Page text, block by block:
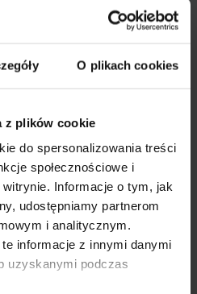
O plikach cookies
z plików cookie
do spersonalizowania treści
społecznościowe i
Informacje o tym, jak
udostępniamy partnerom
i analitycznym.
informacje z innymi danymi
uzyskanymi podczas
Polska
ul. Jana Długosza 42-46
51-162
Wrocław
b2b@gfcorp.pl